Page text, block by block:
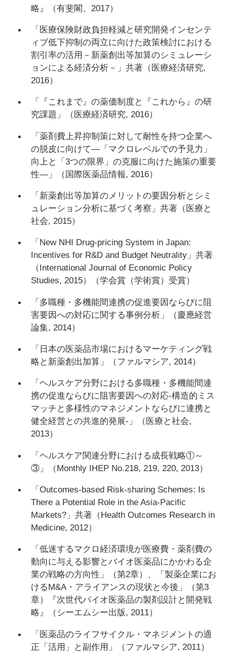
略』（有斐閣、2017）
「医療保険財政負担軽減と研究開発インセンテ
ィブ低下抑制の両立に向けた政策検討における
割引率の活用－新薬創出等加算のシミュレーシ
ョンによる経済分析－」共著（医療経済研究,
2016）
「『これまで』の薬価制度と『これから』の研
究課題」（医療経済研究, 2016）
「薬剤費上昇抑制策に対して耐性を持つ企業へ
の脱皮に向けて―「マクロレベルでの予見力」
向上と「3つの限界」の克服に向けた施策の重要
性―」（国際医薬品情報, 2016）
「新薬創出等加算のメリットの要因分析とシミ
ュレーション分析に基づく考察」共著（医療と
社会, 2015）
「New NHI Drug-pricing System in Japan:
Incentives for R&D and Budget Neutrality」共著
（International Journal of Economic Policy
Studies, 2015）（学会賞（学術賞）受賞）
「多職種・多機能間連携の促進要因ならびに阻
害要因への対応に関する事例分析」（慶應経営
論集, 2014）
「日本の医薬品市場におけるマーケティング戦
略と新薬創出加算」（ファルマシア, 2014）
「ヘルスケア分野における多職種・多機能間連
携の促進ならびに阻害要因への対応-構造的ミス
マッチと多様性のマネジメントならびに連携と
健全経営との共進的発展-」（医療と社会,
2013）
「ヘルスケア関連分野における成長戦略①～
③」（Monthly IHEP No.218, 219, 220, 2013）
「Outcomes-based Risk-sharing Schemes: Is
There a Potential Role in the Asia-Pacific
Markets?」共著（Health Outcomes Research in
Medicine, 2012）
「低迷するマクロ経済環境が医療費・薬剤費の
動向に与える影響とバイオ医薬品にかかわる企
業の戦略の方向性」（第2章）、「製薬企業にお
けるM&A・アライアンスの現状と今後」（第3
章）『次世代バイオ医薬品の製剤設計と開発戦
略』（シーエムシー出版, 2011）
「医薬品のライフサイクル・マネジメントの適
正「活用」と副作用」（ファルマシア, 2011）